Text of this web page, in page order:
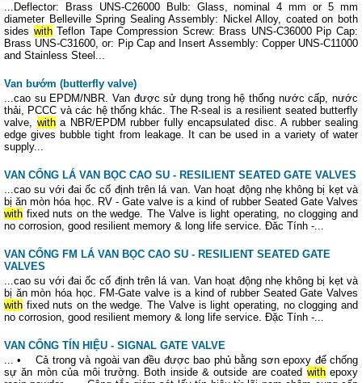
...Deflector: Brass UNS-C26000 Bulb: Glass, nominal 4 mm or 5 mm
diameter Belleville Spring Sealing Assembly: Nickel Alloy, coated on both
sides withTeflon Tape Compression Screw: Brass UNS-C36000 Pip Cap:
Brass UNS-C31600, or: Pip Cap and Insert Assembly: Copper UNS-C11000
and Stainless Steel...
Van bướm (butterfly valve)
...cao su EPDM/NBR. Van được sử dụng trong hệ thống nước cấp, nước
thải, PCCC và các hệ thống khác. The R-seal is a resilient seated butterfly
valve, witha NBR/EPDM rubber fully encapsulated disc. A rubber sealing
edge gives bubble tight from leakage. It can be used in a variety of water
supply...
VAN CỔNG LÁ VAN BỌC CAO SU - RESILIENT SEATED GATE VALVES
...cao su với đai ốc cố định trên lá van. Van hoạt động nhẹ không bị kẹt và
bị ăn mòn hóa học. RV - Gate valve is a kind of rubber Seated Gate Valves
with fixed nuts on the wedge. The Valve is light operating, no clogging and
no corrosion, good resilient memory & long life service. Đăc Tính -...
VAN CỔNG FM LÁ VAN BỌC CAO SU - RESILIENT SEATED GATE
VALVES
...cao su với đai ốc cố định trên lá van. Van hoạt động nhẹ không bị kẹt và
bị ăn mòn hóa học. FM-Gate valve is a kind of rubber Seated Gate Valves
with fixed nuts on the wedge. The Valve is light operating, no clogging and
no corrosion, good resilient memory & long life service. Đặc Tính -...
VAN CỔNG TÍN HIỆU - SIGNAL GATE VALVE
... • Cả trong và ngoài van đều được bao phủ bằng sơn epoxy để chống
sự ăn mòn của môi trường. Both inside & outside are coated withepoxy